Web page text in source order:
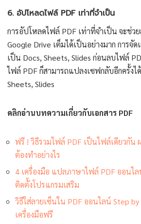
6. อัปโหลดไฟล์ PDF เท่าที่จำเป็น
การอัปโหลดไฟล์ PDF เท่าที่จำเป็น จะช่
Google Drive เต็มได้เป็นอย่างมาก การจั
เป็น Docs, Sheets, Slides ก่อนลบไฟล์
ไฟล์ PDF ก็สามารถแปลงเซฟกลับอีกครั้งไ
Sheets, Slides
คลิกอ่านบทความเกี่ยวกับเอกสาร PDF
ฟรี ! วิธีรวมไฟล์ PDF เป็นไฟล์เดียวกัน
ต้องทำอย่างไร
4 เครื่องมือ แปลภาษาไฟล์ PDF ออนไ
ติดตั้งโปรแกรมเสริม
วิธีใส่ลายเซ็นใน PDF ออนไลน์ Step
เครื่องมือฟรี